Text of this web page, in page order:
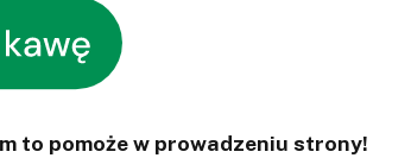
to pomoże w prowadzeniu strony!